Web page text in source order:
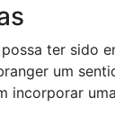
ter sido
um
incorporar